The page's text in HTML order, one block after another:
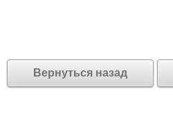
Вернуться назад